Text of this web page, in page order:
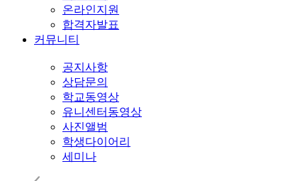
온라인지원
합격자발표
커뮤니티
공지사항
상담문의
학교동영상
유니센터동영상
사진앨범
학생다이어리
세미나